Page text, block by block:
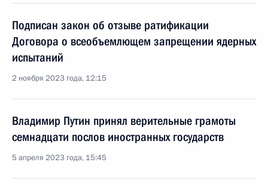
Подписан закон об отзыве ратификации
Договора о всеобъемлющем запрещении ядерных
испытаний
2 ноября 2023 года, 12:15
Владимир Путин принял верительные грамоты
семнадцати послов иностранных государств
5 апреля 2023 года, 15:45